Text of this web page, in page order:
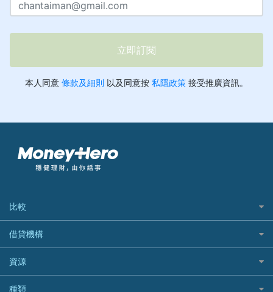
比較
私人貸款比較
稅季/稅務貸款
網上貸款
結餘轉戶(清卡數貸款)
借貸機構
BEA 東亞銀行
BOC 中國銀行
資源
如何申請個人貸款
種類